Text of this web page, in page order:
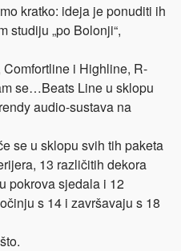
kratko: ideja je ponuditi ih
studiju „po Bolonji“,
i Highline, R-
se…Beats Line u sklopu
audio-sustava na
se u sklopu svih tih paketa
13 različitih dekora
pokrova sjedala i 12
s 14 i završavaju s 18